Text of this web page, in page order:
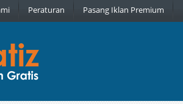
Peraturan Pasang Iklan Premium